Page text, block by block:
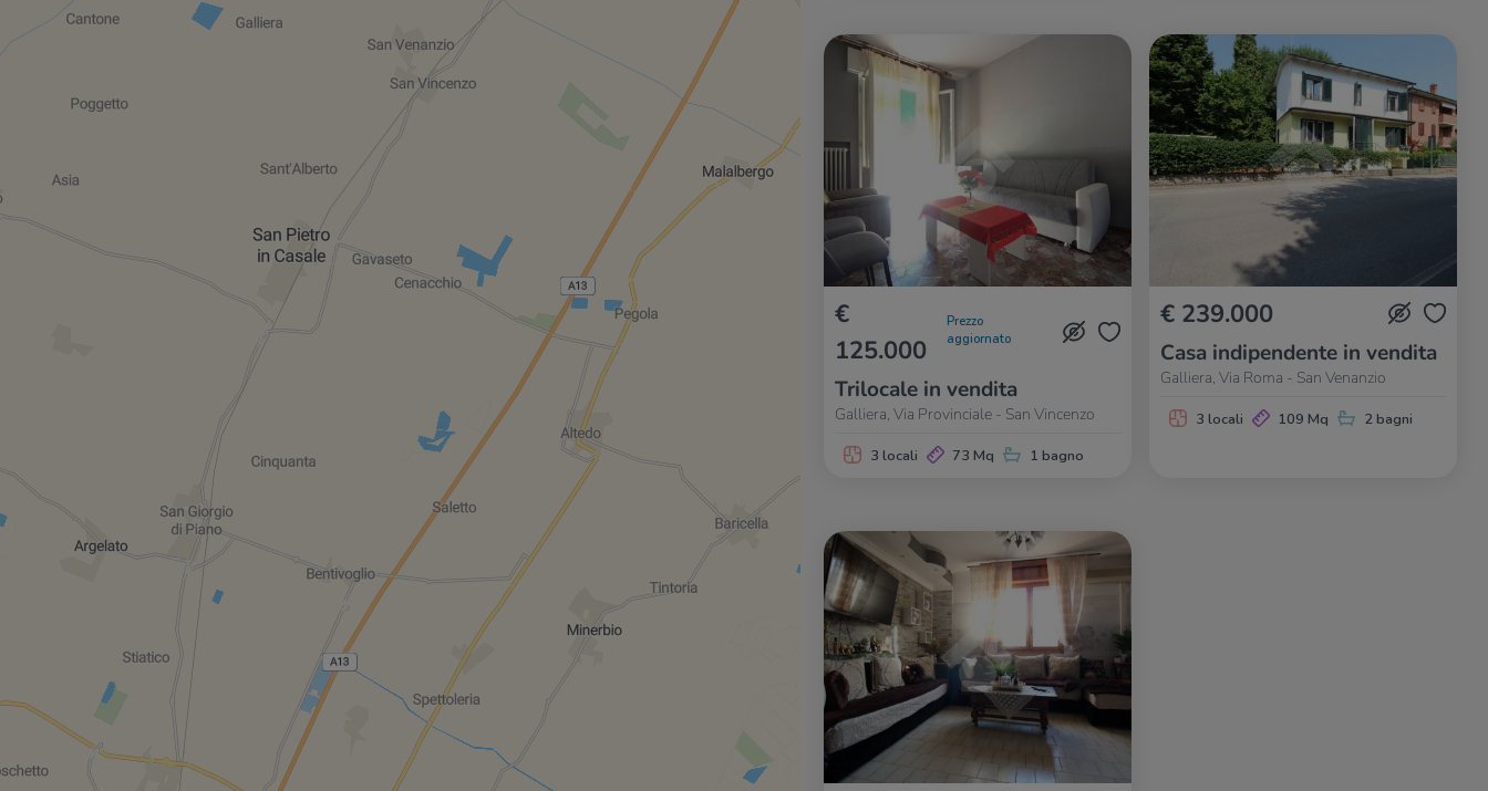
€
125.000
Prezzo
aggiornato
Trilocale in vendita
Galliera, Via Provinciale - San Vincenzo
3 locali 73 Mq 1 bagno
€ 239.000
Casa indipendente in vendita
Galliera, Via Roma - San Venanzio
3 locali 109 Mq 2 bagni